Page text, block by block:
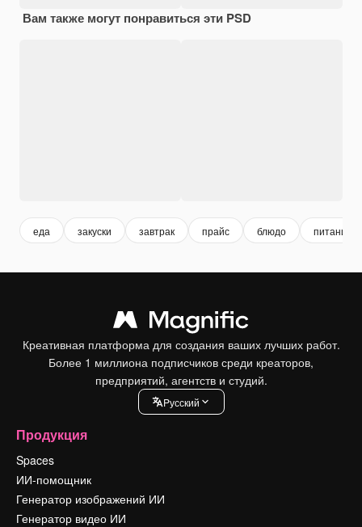
Вам также могут понравиться эти PSD
еда закуски завтрак прайс блюдо питание
Креативная платформа для создания ваших лучших работ.
Более 1 миллиона подписчиков среди креаторов,
предприятий, агентств и студий.
Pусский
Продукция
Spaces
ИИ-помощник
Генератор изображений ИИ
Генератор видео ИИ